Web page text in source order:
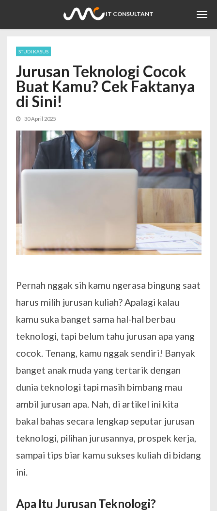
IT CONSULTANT
STUDI KASUS
Jurusan Teknologi Cocok
Buat Kamu? Cek Faktanya
di Sini!
30 April 2025
Pernah nggak sih kamu ngerasa bingung saat
harus milih jurusan kuliah? Apalagi kalau
kamu suka banget sama hal-hal berbau
teknologi, tapi belum tahu jurusan apa yang
cocok. Tenang, kamu nggak sendiri! Banyak
banget anak muda yang tertarik dengan
dunia teknologi tapi masih bimbang mau
ambil jurusan apa. Nah, di artikel ini kita
bakal bahas secara lengkap seputar jurusan
teknologi, pilihan jurusannya, prospek kerja,
sampai tips biar kamu sukses kuliah di bidang
ini.
Apa Itu Jurusan Teknologi?